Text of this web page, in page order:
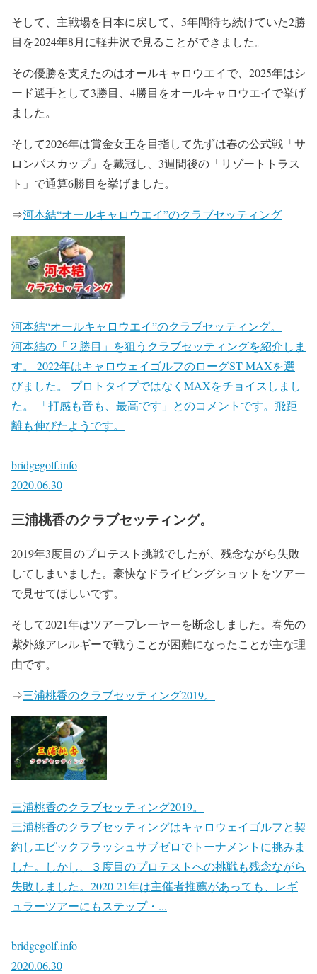
そして、主戦場を日本に戻して、5年間待ち続けていた2勝
目を2024年8月に軽井沢で見ることができました。
その優勝を支えたのはオールキャロウエイで、2025年はシ
ード選手として3勝目、4勝目をオールキャロウエイで挙げ
ました。
そして2026年は賞金女王を目指して先ずは春の公式戦「サ
ロンパスカップ」 を戴冠し、3週間後の「リゾートトラス
ト」で通算6勝目を挙げました。
⇒河本結“オールキャロウエイ”のクラブセッティング
河本結“オールキャロウエイ”のクラブセッティング。
河本結の「２勝目」を狙うクラブセッティングを紹介しま
す。 2022年はキャロウェイゴルフのローグST MAXを選
びました。 プロトタイプではなくMAXをチョイスしまし
た。 「打感も音も、最高です」とのコメントです。飛距
離も伸びたようです。
bridgegolf.info
2020.06.30
三浦桃香のクラブセッティング。
2019年3度目のプロテスト挑戦でしたが、残念ながら失敗
してしまいました。豪快なドライビングショットをツアー
で見せてほしいです。
そして2021年はツアープレーヤーを断念しました。春先の
紫外線アレルギーで戦うことが困難になったことが主な理
由です。
⇒三浦桃香のクラブセッティング2019。
三浦桃香のクラブセッティング2019。
三浦桃香のクラブセッティングはキャロウェイゴルフと契
約しエピックフラッシュサブゼロでトーナメントに挑みま
した。しかし、３度目のプロテストへの挑戦も残念ながら
失敗しました。2020-21年は主催者推薦があっても、レギ
ュラーツアーにもステップ・...
bridgegolf.info
2020.06.30